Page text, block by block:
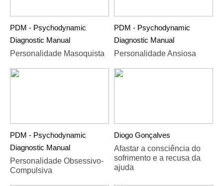
PDM - Psychodynamic
Diagnostic Manual
Personalidade Masoquista
PDM - Psychodynamic
Diagnostic Manual
Personalidade Ansiosa
PDM - Psychodynamic
Diagnostic Manual
Personalidade Obsessivo-
Compulsiva
Diogo Gonçalves
Afastar a consciência do
sofrimento e a recusa da
ajuda